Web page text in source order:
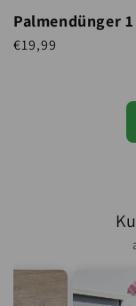
Palmendünger
Normaler Preis
€19,99